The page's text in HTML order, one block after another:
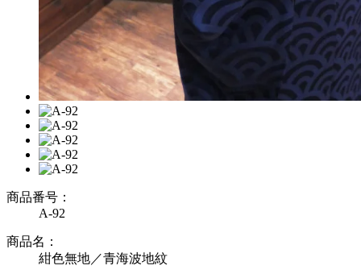
商品番号：
A-92
商品名：
紺色無地／青海波地紋